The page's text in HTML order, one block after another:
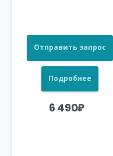
Отправить запрос
Подробнее
6 490₽